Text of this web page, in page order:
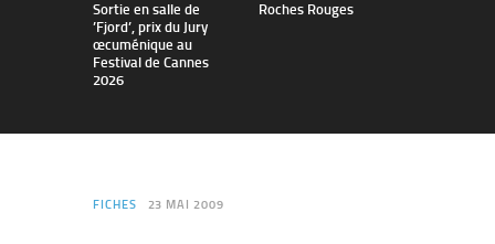
Sortie en salle de
’Fjord’, prix du Jury
œcuménique au
Festival de Cannes
2026
Roches Rouges
FICHES 23 MAI 2009